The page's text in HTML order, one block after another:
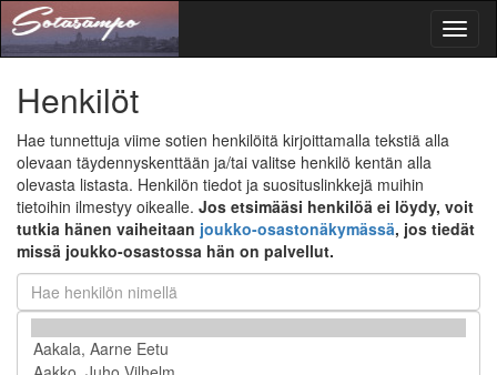
Henkilöt
Hae tunnettuja viime sotien henkilöitä kirjoittamalla tekstiä alla
olevaan täydennyskenttään ja/tai valitse henkilö kentän alla
olevasta listasta. Henkilön tiedot ja suosituslinkkejä muihin
tietoihin ilmestyy oikealle. Jos etsimääsi henkilöä ei löydy, voit
tutkia hänen vaiheitaan joukko-osastonäkymässä, jos tiedät
missä joukko-osastossa hän on palvellut.